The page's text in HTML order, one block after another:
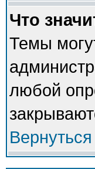
Что
Темы
любой